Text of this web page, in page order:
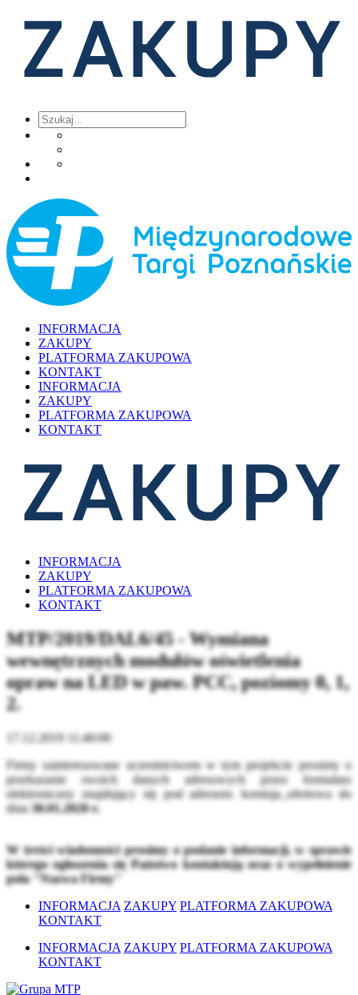
INFORMACJA
ZAKUPY
PLATFORMA ZAKUPOWA
KONTAKT
INFORMACJA
ZAKUPY
PLATFORMA ZAKUPOWA
KONTAKT
INFORMACJA
ZAKUPY
PLATFORMA ZAKUPOWA
KONTAKT
MTP/2019/DAL6/45 - Wymiana
wewnętrznych modułów oświetlenia
opraw na LED w paw. PCC, poziomy 0, 1,
2.
17.12.2019 11:40:00
Firmy zainteresowane uczestnictwem w tym projekcie prosimy o
przekazanie swoich danych adresowych przez formularz
elektroniczny znajdujący się pod adresem:
komisja_ofertowa do
dnia 30.01.2020 r.
W treści wiadomości prosimy o podanie informacji, w sprawie
którego ogłoszenia się Państwo kontaktują oraz o wypełnienie
pola "Nazwa Firmy"
INFORMACJA ZAKUPY PLATFORMA ZAKUPOWA
KONTAKT
INFORMACJA ZAKUPY PLATFORMA ZAKUPOWA
KONTAKT